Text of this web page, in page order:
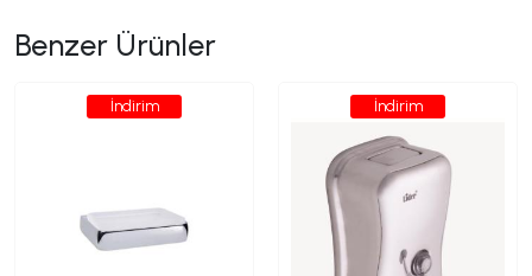
Benzer Ürünler
İndirim İndirim